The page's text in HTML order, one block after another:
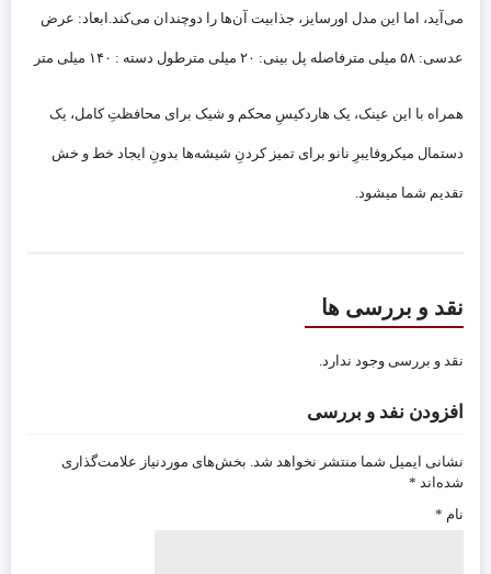
می‌آید، اما این مدل اورسایز، جذابیت آن‌ها را دوچندان می‌کند. ابعاد: عرض
عدسی: ۵۸ میلی متر فاصله پل بینی: ۲۰ میلی متر طول دسته : ۱۴۰ میلی متر
همراه با این عینک، یک هاردکیسِ محکم و شیک برای محافظتِ کامل، یک
دستمال میکروفایبرِ نانو برای تمیز کردنِ شیشه‌ها بدونِ ایجاد خط‌ و خش
تقدیم شما میشود.
نقد و بررسی ها
نقد و بررسی وجود ندارد.
افزودن نفد و بررسی
نشانی ایمیل شما منتشر نخواهد شد. بخش‌های موردنیاز علامت‌گذاری
شده‌اند *
نام *